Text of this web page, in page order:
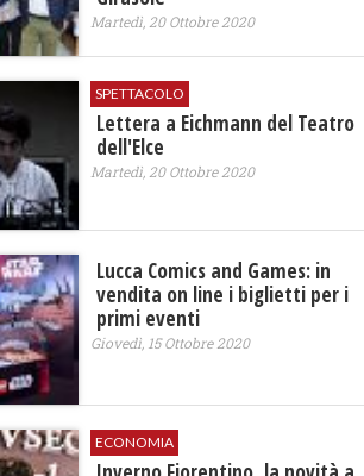
Martedì, 20 Ottobre 2020
SPETTACOLO
Lettera a Eichmann del Teatro
dell'Elce
Martedì, 20 Ottobre 2020
Lucca Comics and Games: in
vendita on line i biglietti per i
primi eventi
Giovedì, 15 Ottobre 2020
ECONOMIA